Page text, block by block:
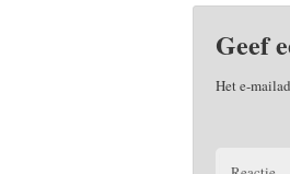
Geef
Het e-